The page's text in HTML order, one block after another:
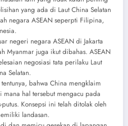
yang ada di Laut China Selatan
negara ASEAN seperpti Filipina,
negeri negara ASEAN di Jakarta
Myanmar juga ikut dibahas. ASEAN
negosiasi tata perilaku Laut
Selatan.
bahwa China mengklaim
mana hal tersebut mengacu pada
Konsepsi ini telah ditolak oleh
landasan.